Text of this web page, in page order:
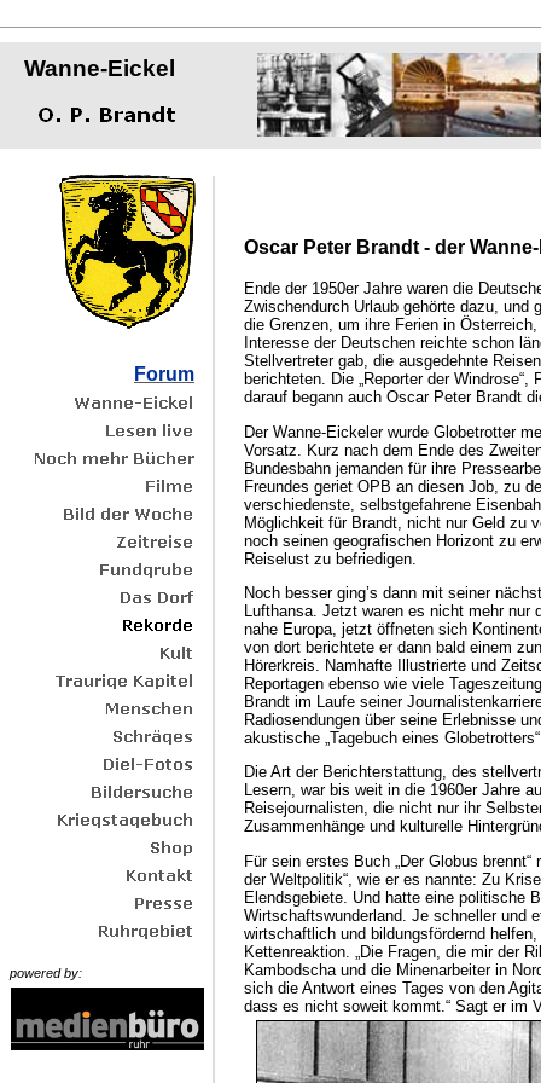
Oscar Peter Brandt - der
Ende der 1950er Jahre waren die
Zwischendurch Urlaub gehörte dazu, und
die Grenzen, um ihre Ferien in
Interesse der Deutschen reichte schon
Stellvertreter gab, die ausgedehnte
berichteten. Die „Reporter der
darauf begann auch Oscar Peter Brandt
Der Wanne-Eickeler wurde Globetrotter
Vorsatz. Kurz nach dem Ende des
Bundesbahn jemanden für ihre
Freundes geriet OPB an diesen Job, zu
verschiedenste, selbstgefahrene
Möglichkeit für Brandt, nicht nur Geld zu
noch seinen geografischen Horizont zu
Reiselust zu befriedigen.
Noch besser ging’s dann mit seiner
Lufthansa. Jetzt waren es nicht mehr nur
nahe Europa, jetzt öffneten sich
von dort berichtete er dann bald einem
Hörerkreis. Namhafte Illustrierte und
Reportagen ebenso wie viele
Brandt im Laufe seiner
Radiosendungen über seine Erlebnisse
akustische „Tagebuch eines
Die Art der Berichterstattung, des
Lesern, war bis weit in die 1960er Jahre
Reisejournalisten, die nicht nur ihr
Zusammenhänge und kulturelle
Für sein erstes Buch „Der Globus
der Weltpolitik“, wie er es nannte: Zu
Elendsgebiete. Und hatte eine politische
Wirtschaftswunderland. Je schneller und
wirtschaftlich und bildungsfördernd
Kettenreaktion. „Die Fragen, die mir der
Kambodscha und die Minenarbeiter in
sich die Antwort eines Tages von den
dass es nicht soweit kommt.“ Sagt er im
powered by:
Forum
Wanne-Eickel